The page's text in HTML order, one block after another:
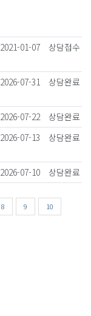
2021-01-07 상담접수
2026-07-31 상담완료
2026-07-22
상담완료
2026-07-13 상담완료
2026-07-10 상담완료
8 9 10